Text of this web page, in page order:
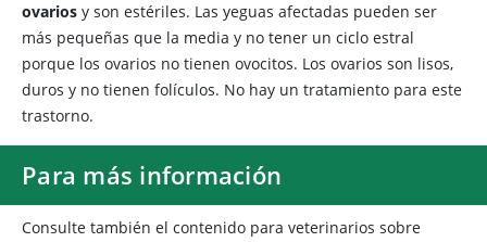
ovarios y son estériles. Las yeguas afectadas pueden ser
más pequeñas que la media y no tener un ciclo estral
porque los ovarios no tienen ovocitos. Los ovarios son lisos,
duros y no tienen folículos. No hay un tratamiento para este
trastorno.
Para más información
Consulte también el contenido para veterinarios sobre